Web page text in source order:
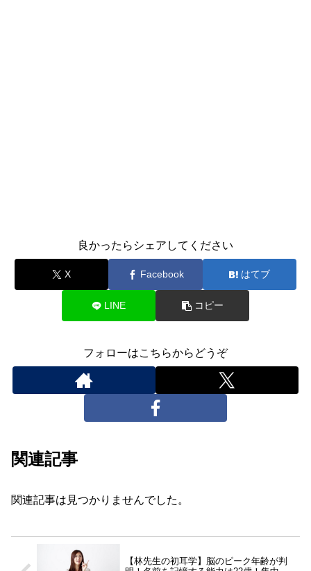
良かったらシェアしてください
X Facebook はてブ
LINE コピー
フォローはこちらからどうぞ
関連記事
関連記事は見つかりませんでした。
【林先生の初耳学】脳のピーク年齢が判